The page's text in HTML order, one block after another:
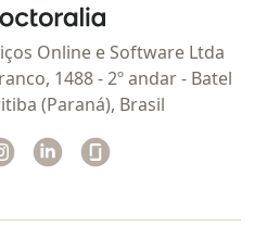
Doctoralia - Homepage
Online e Software Ltda
1488 - 2º andar - Batel
(Paraná), Brasil
num novo separador
Instagram
abre num novo separador
Linkedin
abre num novo